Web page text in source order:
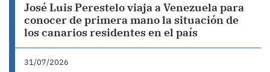
José Luis Perestelo viaja a Venezuela para
conocer de primera mano la situación de
los canarios residentes en el país
31/07/2026